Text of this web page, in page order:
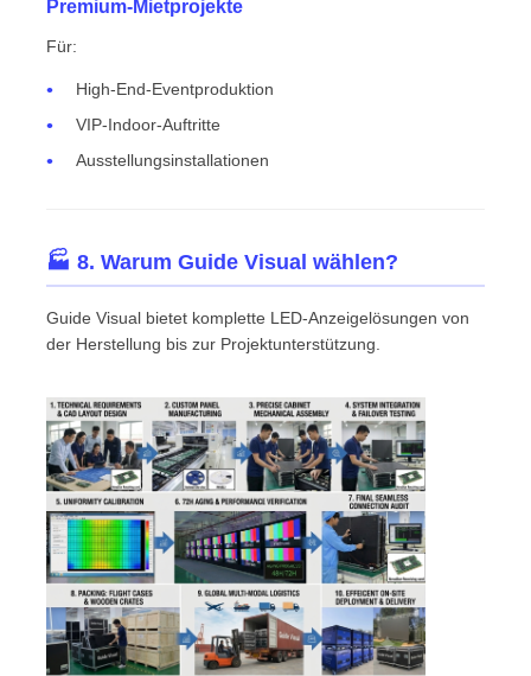
Premium-Mietprojekte
Für:
High-End-Eventproduktion
VIP-Indoor-Auftritte
Ausstellungsinstallationen
🏭 8. Warum Guide Visual wählen?
Guide Visual bietet komplette LED-Anzeigelösungen von
der Herstellung bis zur Projektunterstützung.